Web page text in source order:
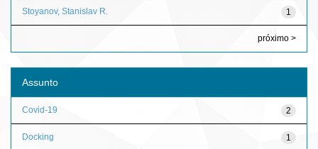
1
Stoyanov, Stanislav R.
próximo >
Assunto
2
Covid-19
1
Docking